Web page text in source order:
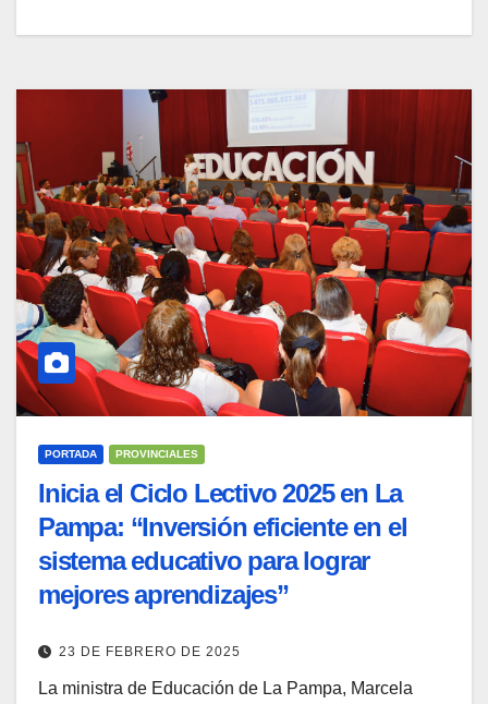
PORTADA PROVINCIALES
Inicia el Ciclo Lectivo 2025 en La
Pampa: “Inversión eficiente en el
sistema educativo para lograr
mejores aprendizajes”
23 DE FEBRERO DE 2025
La ministra de Educación de La Pampa, Marcela